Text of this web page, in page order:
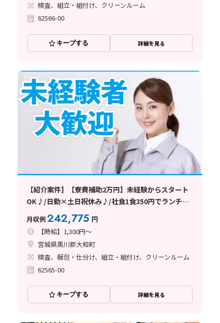
検査、組立・組付け、クリーンルーム
62566-00
キープする 詳細を見る
【紹介案件】【寮費補助2万円】未経験からスタート
OK♪/日勤×土日祝休み♪/社食1食350円でランチ節
月収例242,775 円
【時給】1,300円～
宮城県黒川郡大和町
検査、梱包・仕分け、組立・組付け、クリーンルーム
62565-00
キープする 詳細を見る